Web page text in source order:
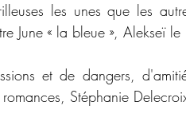
les unes que les
June « la bleue », Alekseï le
et de dangers,
Stéphanie